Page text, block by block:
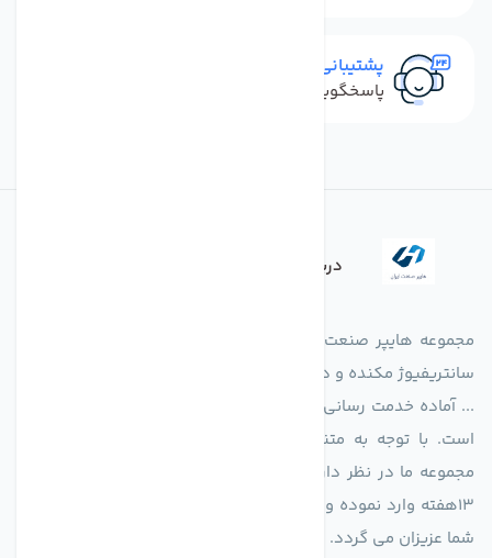
پشتیبانی سریع
پاسخگویی سریع به تماس‌ها و پیام‌ها
درباره فروشگاه
مجموعه هایپر صنعت ایران در امر تولید و واردات انواع فن های
سانتریفیوژ مکنده و دمنده آکسیال، سقفی، بین کانالی، مرغداری و
... آماده خدمت رسانی به شرکت های تولیدی، صنعتی و ساختمانی
است. با توجه به متنوع بودن فن های تولیدی کمپانی اروپایی
مجموعه ما در نظر دارد کالاهای تخصصی شما عزیزان رو در صرف
13هفته وارد نموده و این عمر باعث صرفه جویی در هزینه و زمان
شما عزیزان می گردد.